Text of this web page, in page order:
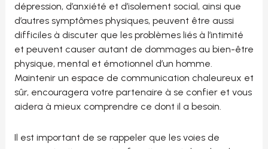
dépression, d’anxiété et d’isolement social, ainsi que
d’autres symptômes physiques, peuvent être aussi
difficiles à discuter que les problèmes liés à l’intimité
et peuvent causer autant de dommages au bien-être
physique, mental et émotionnel d’un homme.
Maintenir un espace de communication chaleureux et
sûr, encouragera votre partenaire à se confier et vous
aidera à mieux comprendre ce dont il a besoin.
Il est important de se rappeler que les voies de